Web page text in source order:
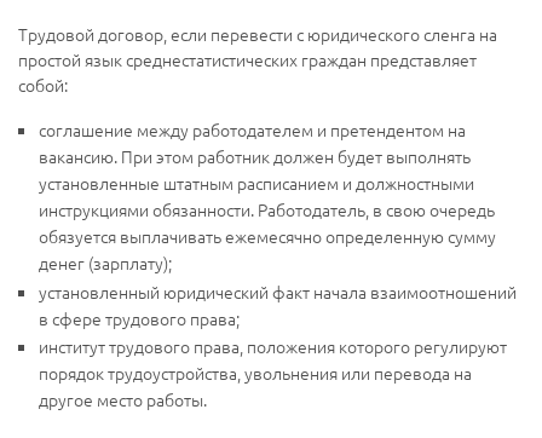
Трудовой договор, если перевести с юридического сленга на
простой язык среднестатистических граждан представляет
собой:
соглашение между работодателем и претендентом на
вакансию. При этом работник должен будет выполнять
установленные штатным расписанием и должностными
инструкциями обязанности. Работодатель, в свою очередь
обязуется выплачивать ежемесячно определенную сумму
денег (зарплату);
установленный юридический факт начала взаимоотношений
в сфере трудового права;
институт трудового права, положения которого регулируют
порядок трудоустройства, увольнения или перевода на
другое место работы.